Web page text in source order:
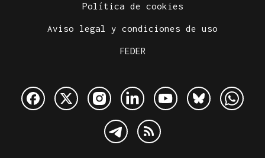
Política de cookies
Aviso legal y condiciones de uso
FEDER